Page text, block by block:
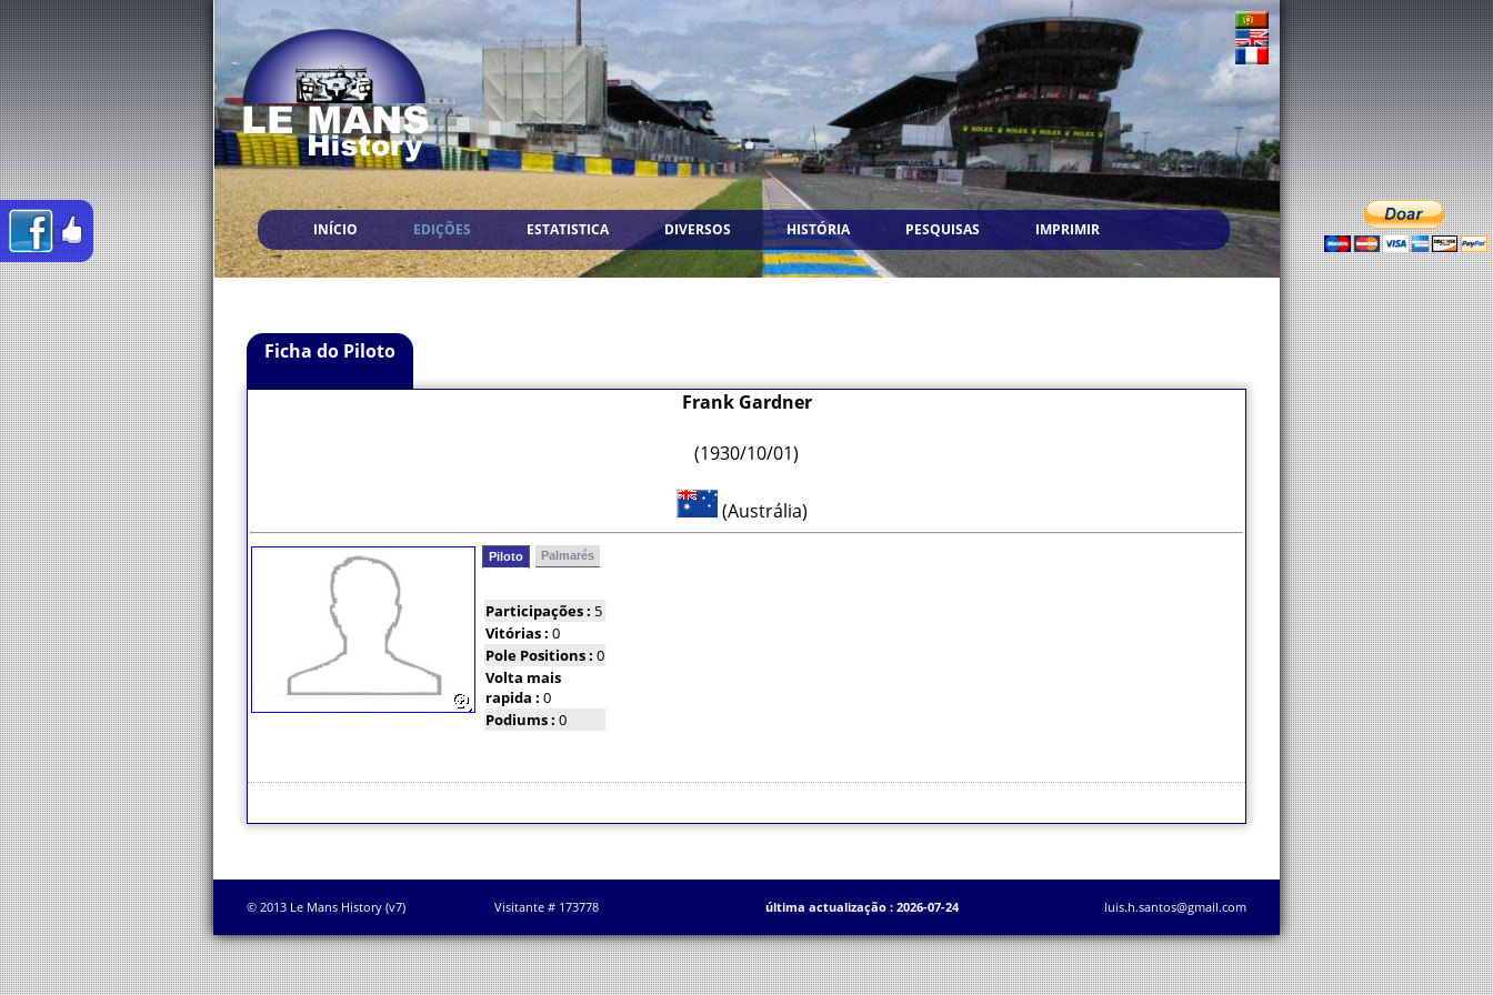
INÍCIO EDIÇÕES ESTATISTICA DIVERSOS HISTÓRIA PESQUISAS IMPRIMIR
Ficha do Piloto
Frank Gardner
(1930/10/01)
(Austrália)
Piloto Palmarés
Participações : 5
Vitórias : 0
Pole Positions : 0
Volta mais
rapida : 0
Podiums : 0
© 2013 Le Mans History (v7) Visitante # 173778 última actualização : 2026-07-24 luis.h.santos@gmail.com